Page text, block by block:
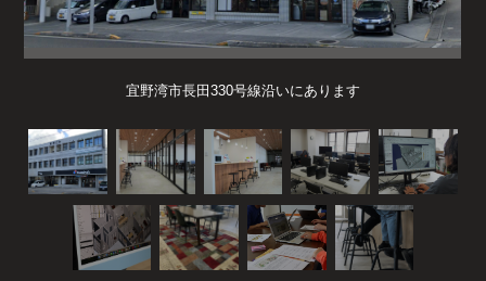
宜野湾市長田330号線沿いにあります